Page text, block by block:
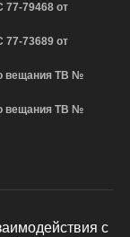
79468 от
73689 от
вещания ТВ №
вещания ТВ №
с